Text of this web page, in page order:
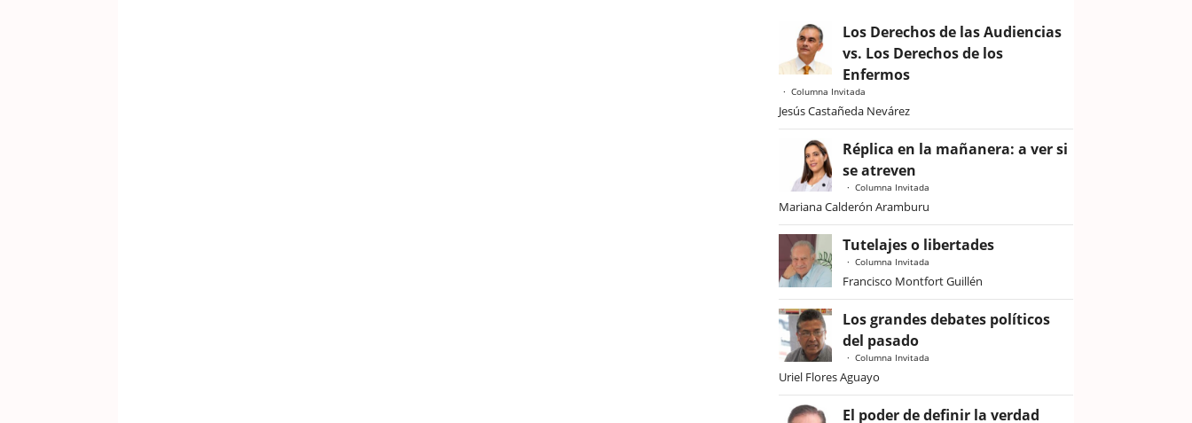
Los Derechos de las Audiencias
vs. Los Derechos de los
Enfermos
Columna Invitada
Jesús Castañeda Nevárez
Réplica en la mañanera: a ver si
se atreven
Columna Invitada
Mariana Calderón Aramburu
Tutelajes o libertades
Columna Invitada
Francisco Montfort Guillén
Los grandes debates políticos
del pasado
Columna Invitada
Uriel Flores Aguayo
El poder de definir la verdad